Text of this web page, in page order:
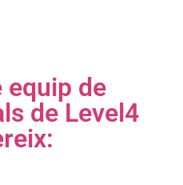
equip de
de Level4